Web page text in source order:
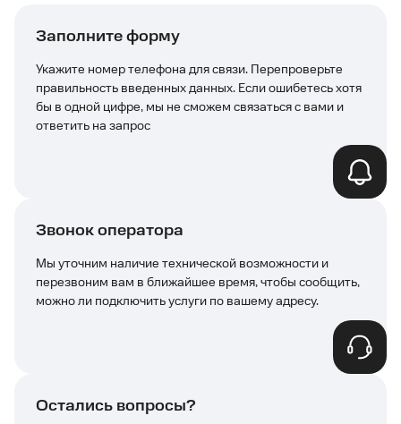
Заполните форму
Укажите номер телефона для связи. Перепроверьте
правильность введенных данных. Если ошибетесь хотя
бы в одной цифре, мы не сможем связаться с вами и
ответить на запрос
Звонок оператора
Мы уточним наличие технической возможности и
перезвоним вам в ближайшее время, чтобы сообщить,
можно ли подключить услуги по вашему адресу.
Остались вопросы?